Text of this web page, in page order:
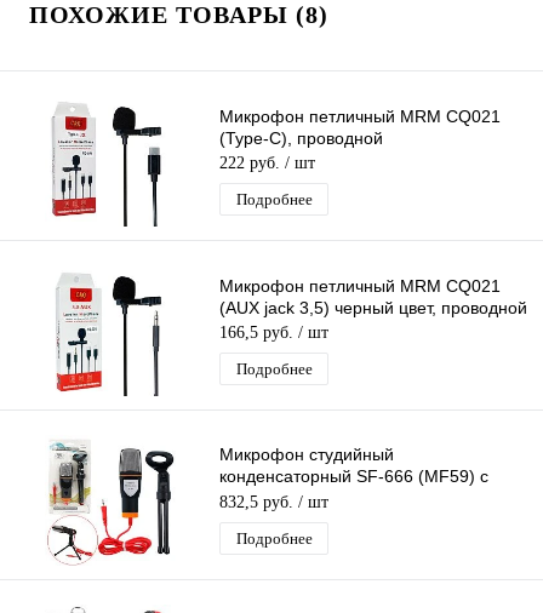
ПОХОЖИЕ ТОВАРЫ (8)
Микрофон петличный MRM CQ021
(Type-C), проводной
222 руб. / шт
Подробнее
Микрофон петличный MRM CQ021
(AUX jack 3,5) черный цвет, проводной
166,5 руб. / шт
Подробнее
Микрофон студийный
конденсаторный SF-666 (MF59) с
подставкой
832,5 руб. / шт
Подробнее